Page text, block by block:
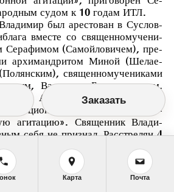
су­дом к 10 го­дам ИТЛ.
был аре­сто­ван в Сус­лов­
вме­сте со свя­щен­но­му­че­ни­
Се­ра­фи­мом (Са­мой­ло­ви­чем), пре­
ар­хи­манд­ри­том Ми­ной (Ше­ла­е­
свя­щен­но­му­че­ни­ка­ми
Ва­си­ли­ем Бо­го­яв­лен­ским,
Аре­сто­ван­ных об­ви­ни­ли в
груп­пе», про­во­див­
аги­та­цию». Свя­щен­ник Вла­ди­
се­бя не при­знал. Рас­стре­лян 4
по при­го­во­ру трой­ки НКВД от 28
Заказать
Карта Почта